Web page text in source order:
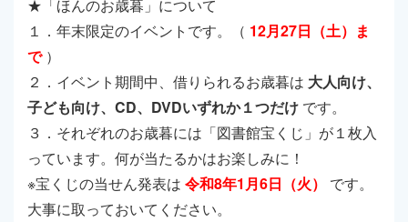
★「ほんのお歳暮」について
１．年末限定のイベントです。（ 12月27日（土）ま
で ）
２．イベント期間中、借りられるお歳暮は 大人向け、
子ども向け、CD、DVDいずれか１つだけ です。
３．それぞれのお歳暮には「図書館宝くじ」が１枚入
っています。何が当たるかはお楽しみに！
※宝くじの当せん発表は 令和8年1月6日（火） です。
大事に取っておいてください。